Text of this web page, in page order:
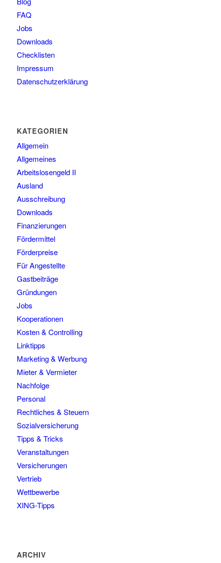
FAQ
Jobs
Downloads
Checklisten
Impressum
Datenschutzerklärung
KATEGORIEN
Allgemein
Allgemeines
Arbeitslosengeld II
Ausland
Ausschreibung
Downloads
Finanzierungen
Fördermittel
Förderpreise
Für Angestellte
Gastbeiträge
Gründungen
Jobs
Kooperationen
Kosten & Controlling
Linktipps
Marketing & Werbung
Mieter & Vermieter
Nachfolge
Personal
Rechtliches & Steuern
Sozialversicherung
Tipps & Tricks
Veranstaltungen
Versicherungen
Vertrieb
Wettbewerbe
XING-Tipps
ARCHIV